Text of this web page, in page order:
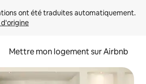
Mettre mon logement sur Airbnb